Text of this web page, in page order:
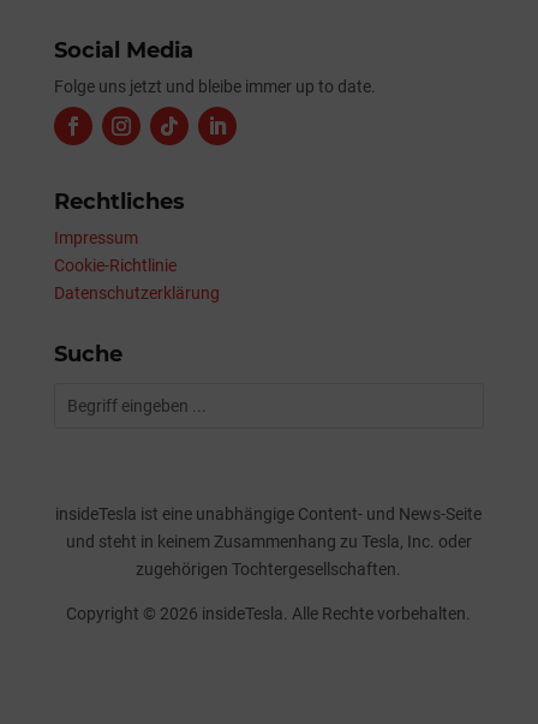
Social Media
Folge uns jetzt und bleibe immer up to date.
Rechtliches
Impressum
Cookie-Richtlinie
Datenschutzerklärung
Suche
insideTesla ist eine unabhängige Content- und News-Seite
und steht in keinem Zusammenhang zu Tesla, Inc. oder
zugehörigen Tochtergesellschaften.
Copyright © 2026 insideTesla. Alle Rechte vorbehalten.